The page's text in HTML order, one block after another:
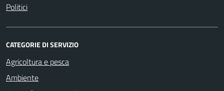
Politici
CATEGORIE DI SERVIZIO
Agricoltura e pesca
Ambiente